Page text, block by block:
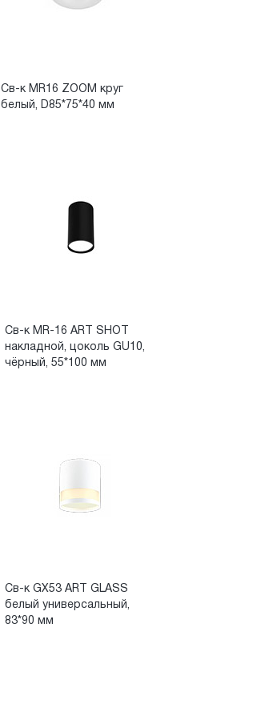
Св-к MR16 ZOOM круг
белый, D85*75*40 мм
Св-к MR-16 ART SHOT
накладной, цоколь GU10,
чёрный, 55*100 мм
Св-к GX53 ART GLASS
белый универсальный,
83*90 мм